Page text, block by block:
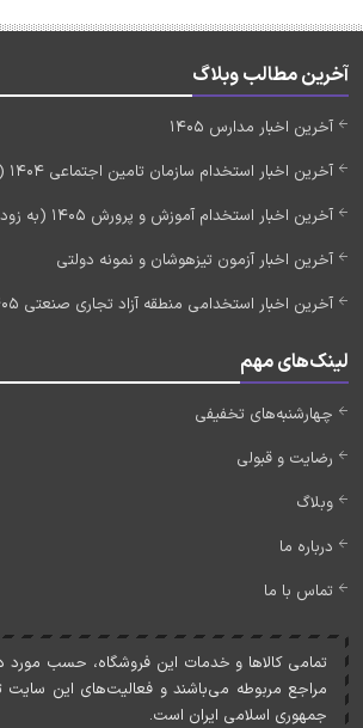
آخرین مطالب وبلاگ
آخرین اخبار مدارس 1405
آخرین اخبار استخدام سازمان تامین اجتماعی 1404 (به زودی)
آخرین اخبار استخدام آموزش و پرورش 1405 (به زودی)
آخرین اخبار آزمون تیزهوشان و نمونه دولتی
آخرین اخبار استخدامی منطقه آزاد تجاری صنعتی 1405
لینک‌های مهم
چهارشنبه‌های تخفیفی
رضایت و قبولی
وبلاگ
درباره ما
تماس با ما
تمامی کالاها و خدمات اين فروشگاه، حسب مورد
مراجع مربوطه می‌باشند و فعاليت‌های اين سايت
جمهوری اسلامی ايران است.